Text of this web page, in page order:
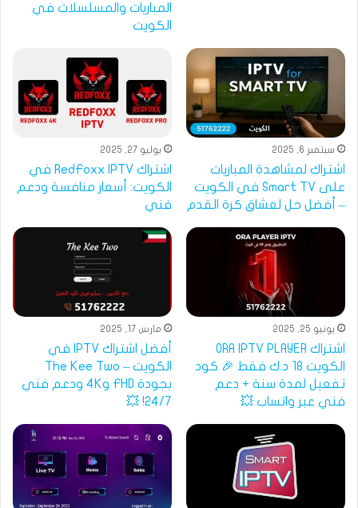
المباريات والمسلسلات في
الكويت
سبتمبر 6, 2025
اشتراك لمشاهدة المباريات
على Smart TV في الكويت
– أفضل حل لعشاق كرة القدم
يوليو 27, 2025
اشتراك RedFoxx IPTV في
الكويت: أسعار منافسة ودعم
فني
يونيو 25, 2025
اشتراك ORA IPTV PLAYER
الكويت 18 د.ك فقط 🎉 كود
تفعيل لمدة سنة + دعم
فني عبر واتساب 💥
مارس 17, 2025
أفضل اشتراك IPTV في
الكويت – The Kee Two
بجودة FHD و4K ودعم فني
24/7! 💥